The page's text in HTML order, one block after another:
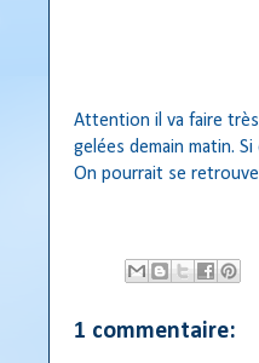
Attention il va faire
gelées demain matin.
On pourrait se
1 commentaire: